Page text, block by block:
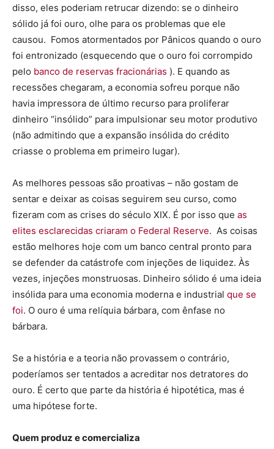
disso, eles poderiam retrucar dizendo: se o dinheiro
sólido já foi ouro, olhe para os problemas que ele
causou. Fomos atormentados por Pânicos quando o ouro
foi entronizado (esquecendo que o ouro foi corrompido
pelo banco de reservas fracionárias ). E quando as
recessões chegaram, a economia sofreu porque não
havia impressora de último recurso para proliferar
dinheiro “insólido” para impulsionar seu motor produtivo
(não admitindo que a expansão insólida do crédito
criasse o problema em primeiro lugar).
As melhores pessoas são proativas – não gostam de
sentar e deixar as coisas seguirem seu curso, como
fizeram com as crises do século XIX. É por isso que as
elites esclarecidas criaram o Federal Reserve. As coisas
estão melhores hoje com um banco central pronto para
se defender da catástrofe com injeções de liquidez. Às
vezes, injeções monstruosas. Dinheiro sólido é uma ideia
insólida para uma economia moderna e industrial que se
foi. O ouro é uma relíquia bárbara, com ênfase no
bárbara.
Se a história e a teoria não provassem o contrário,
poderíamos ser tentados a acreditar nos detratores do
ouro. É certo que parte da história é hipotética, mas é
uma hipótese forte.
Quem produz e comercializa